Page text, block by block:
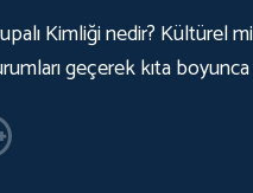
Kimliği nedir? Kültürel
geçerek kıta